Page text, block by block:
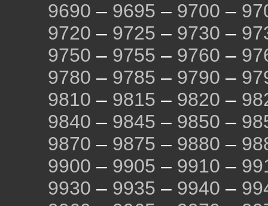
9690 – 9695 – 9700 –
9720 – 9725 – 9730 –
9750 – 9755 – 9760 –
9780 – 9785 – 9790 –
9810 – 9815 – 9820 –
9840 – 9845 – 9850 –
9870 – 9875 – 9880 –
9900 – 9905 – 9910 –
9930 – 9935 – 9940 –